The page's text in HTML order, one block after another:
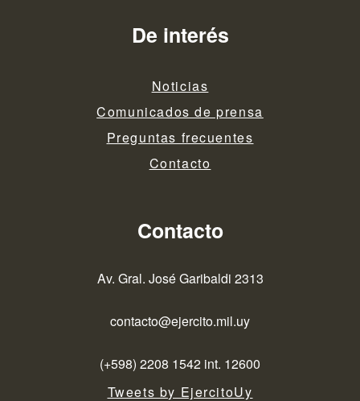
De interés
Noticias
Comunicados de prensa
Preguntas frecuentes
Contacto
Contacto
Av. Gral. José Garibaldi 2313
contacto@ejercito.mil.uy
(+598) 2208 1542 int. 12600
Tweets by EjercitoUy